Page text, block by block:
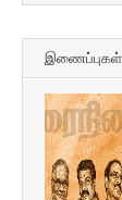
இணைப்புகள்